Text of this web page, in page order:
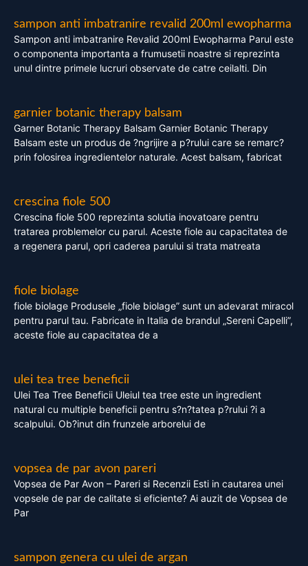
sampon anti imbatranire revalid 200ml ewopharma
Sampon anti imbatranire Revalid 200ml Ewopharma Parul este
o componenta importanta a frumusetii noastre si reprezinta
unul dintre primele lucruri observate de catre ceilalti. Din
garnier botanic therapy balsam
Garner Botanic Therapy Balsam Garnier Botanic Therapy
Balsam este un produs de ?ngrijire a p?rului care se remarc?
prin folosirea ingredientelor naturale. Acest balsam, fabricat
crescina fiole 500
Crescina fiole 500 reprezinta solutia inovatoare pentru
tratarea problemelor cu parul. Aceste fiole au capacitatea de
a regenera parul, opri caderea parului si trata matreata
fiole biolage
fiole biolage Produsele „fiole biolage” sunt un adevarat miracol
pentru parul tau. Fabricate in Italia de brandul „Sereni Capelli”,
aceste fiole au capacitatea de a
ulei tea tree beneficii
Ulei Tea Tree Beneficii Uleiul tea tree este un ingredient
natural cu multiple beneficii pentru s?n?tatea p?rului ?i a
scalpului. Ob?inut din frunzele arborelui de
vopsea de par avon pareri
Vopsea de Par Avon – Pareri si Recenzii Esti in cautarea unei
vopsele de par de calitate si eficiente? Ai auzit de Vopsea de
Par
sampon genera cu ulei de argan